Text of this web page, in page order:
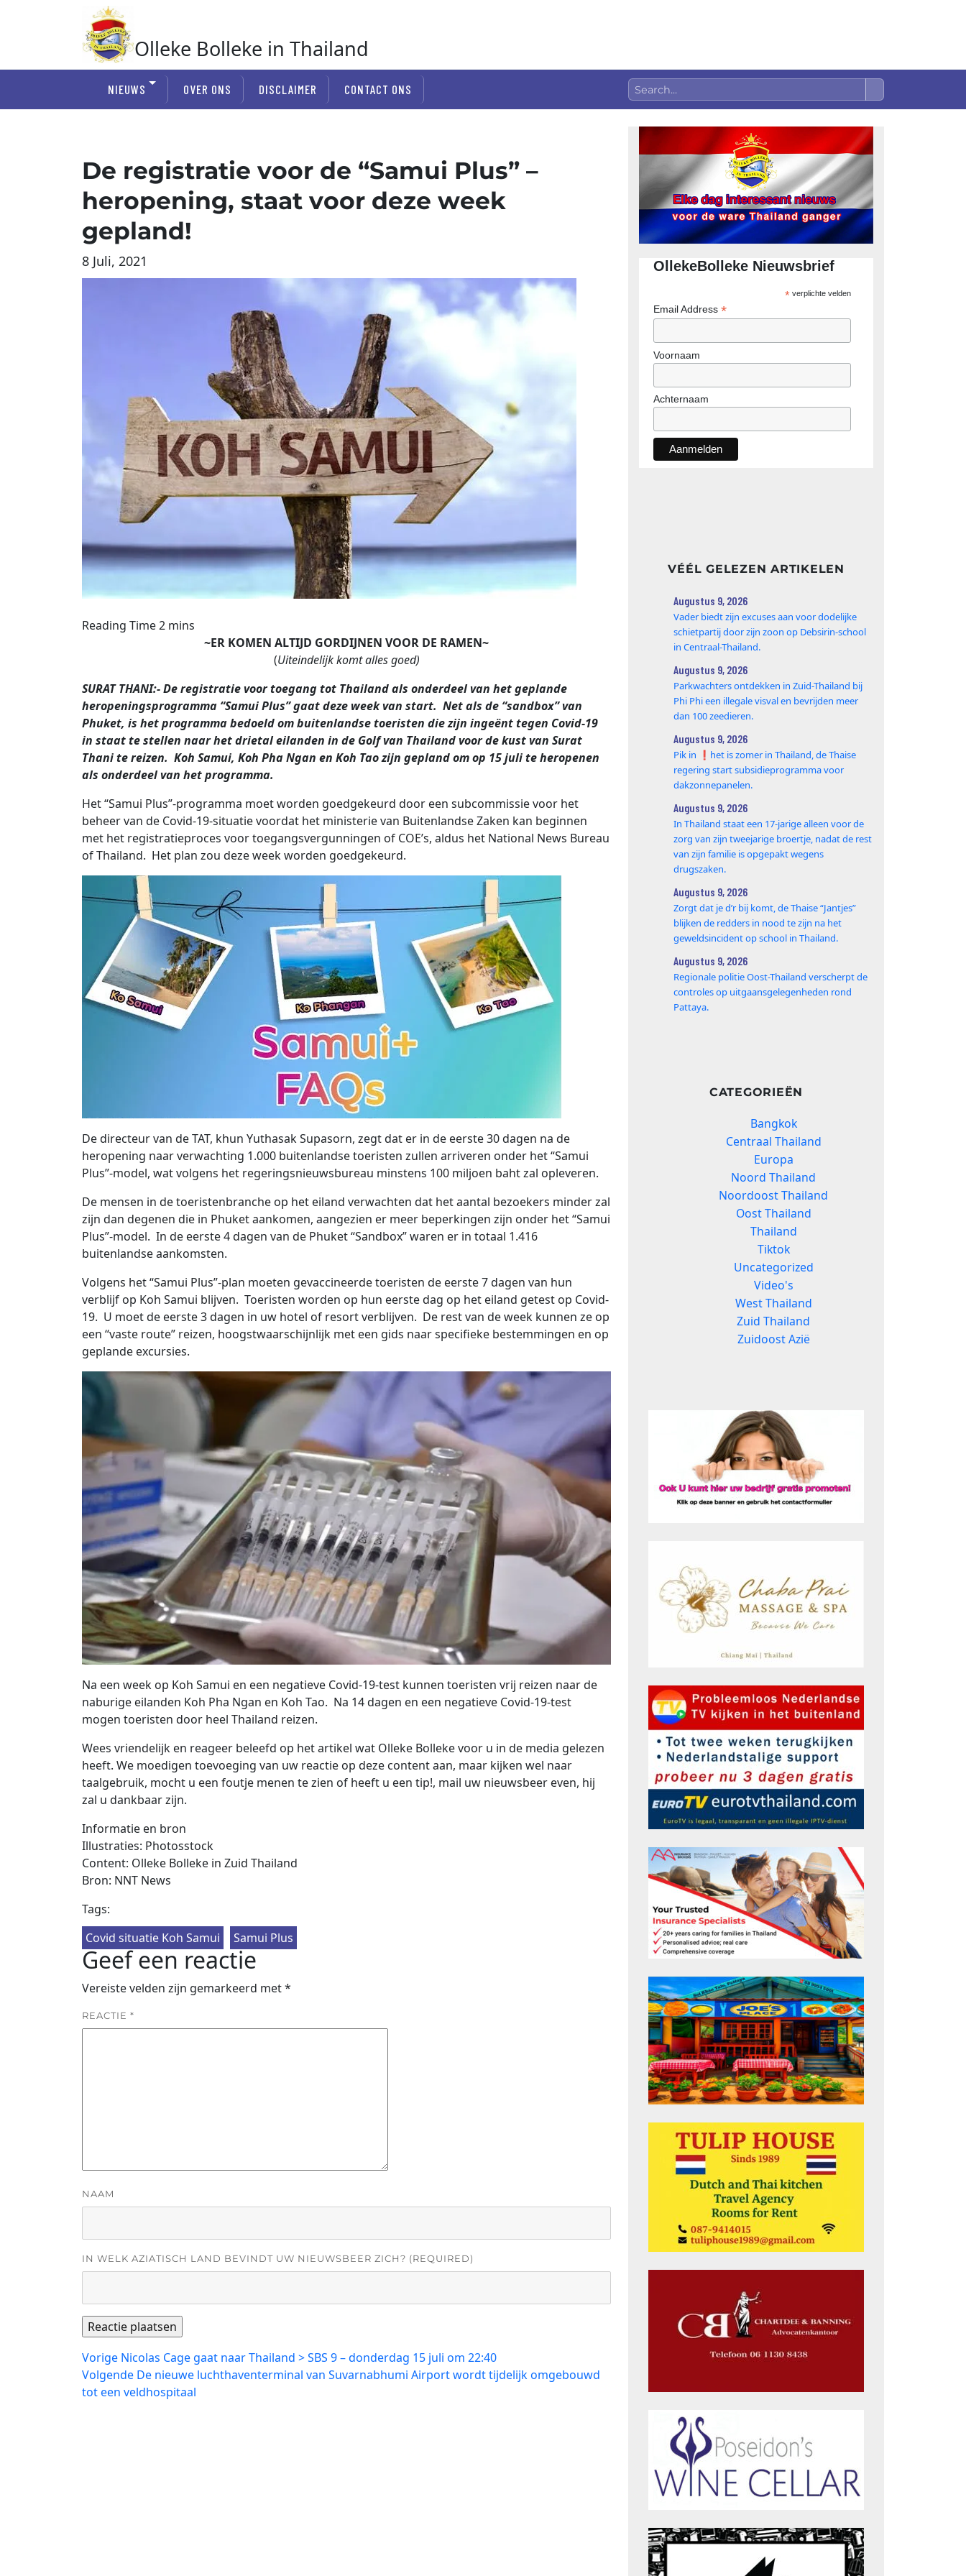
Olleke Bolleke in Thailand
NIEUWS OVER ONS DISCLAIMER CONTACT ONS
De registratie voor de “Samui Plus” –
heropening, staat voor deze week
gepland!
8 Juli, 2021
~ER KOMEN ALTIJD GORDIJNEN VOOR DE RAMEN~
(Uiteindelijk komt alles goed)
SURAT THANI:- De registratie voor toegang tot Thailand als onderdeel van het geplande
heropeningsprogramma “Samui Plus” gaat deze week van start. Net als de “sandbox” van
Phuket, is het programma bedoeld om buitenlandse toeristen die zijn ingeënt tegen Covid-19
in staat te stellen naar het drietal eilanden in de Golf van Thailand voor de kust van Surat
Thani te reizen. Koh Samui, Koh Pha Ngan en Koh Tao zijn gepland om op 15 juli te heropenen
als onderdeel van het programma.
Het “Samui Plus”-programma moet worden goedgekeurd door een subcommissie voor het
beheer van de Covid-19-situatie voordat het ministerie van Buitenlandse Zaken kan beginnen
met het registratieproces voor toegangsvergunningen of COE’s, aldus het National News Bureau
of Thailand. Het plan zou deze week worden goedgekeurd.
De directeur van de TAT, khun Yuthasak Supasorn, zegt dat er in de eerste 30 dagen na de
heropening naar verwachting 1.000 buitenlandse toeristen zullen arriveren onder het “Samui
Plus”-model, wat volgens het regeringsnieuwsbureau minstens 100 miljoen baht zal opleveren.
De mensen in de toeristenbranche op het eiland verwachten dat het aantal bezoekers minder zal
zijn dan degenen die in Phuket aankomen, aangezien er meer beperkingen zijn onder het “Samui
Plus”-model. In de eerste 4 dagen van de Phuket “Sandbox” waren er in totaal 1.416
buitenlandse aankomsten.
Volgens het “Samui Plus”-plan moeten gevaccineerde toeristen de eerste 7 dagen van hun
verblijf op Koh Samui blijven. Toeristen worden op hun eerste dag op het eiland getest op Covid-
19. U moet de eerste 3 dagen in uw hotel of resort verblijven. De rest van de week kunnen ze op
een “vaste route” reizen, hoogstwaarschijnlijk met een gids naar specifieke bestemmingen en op
geplande excursies.
Na een week op Koh Samui en een negatieve Covid-19-test kunnen toeristen vrij reizen naar de
naburige eilanden Koh Pha Ngan en Koh Tao. Na 14 dagen en een negatieve Covid-19-test
mogen toeristen door heel Thailand reizen.
Wees vriendelijk en reageer beleefd op het artikel wat Olleke Bolleke voor u in de media gelezen
heeft. We moedigen toevoeging van uw reactie op deze content aan, maar kijken wel naar
taalgebruik, mocht u een foutje menen te zien of heeft u een tip!, mail uw nieuwsbeer even, hij
zal u dankbaar zijn.
Informatie en bron
Illustraties: Photosstock
Content: Olleke Bolleke in Zuid Thailand
Bron: NNT News
Tags:
Covid situatie Koh Samui
Samui Plus
Geef een reactie
Vereiste velden zijn gemarkeerd met*
REACTIE *
NAAM
IN WELK AZIATISCH LAND BEVINDT UW NIEUWSBEER ZICH? (REQUIRED)
Bericht
navigatie
Vorige Vorig
bericht:
Nicolas Cage gaat naar Thailand > SBS 9 – donderdag 15 juli om 22:40
Volgende Volgend
bericht:
De nieuwe luchthaventerminal van Suvarnabhumi Airport wordt tijdelijk omgebouwd
tot een veldhospitaal
OllekeBolleke Nieuwsbrief
*verplichte velden
Email Address *
Voornaam
Achternaam
VÉÉL GELEZEN ARTIKELEN
Augustus 9, 2026
Vader biedt zijn excuses aan voor dodelijke
schietpartij door zijn zoon op Debsirin-school
in Centraal-Thailand.
Augustus 9, 2026
Parkwachters ontdekken in Zuid-Thailand bij
Phi Phi een illegale visval en bevrijden meer
dan 100 zeedieren.
Augustus 9, 2026
Pik in ❗️het is zomer in Thailand, de Thaise
regering start subsidieprogramma voor
dakzonnepanelen.
Augustus 9, 2026
In Thailand staat een 17‑jarige alleen voor de
zorg van zijn tweejarige broertje, nadat de rest
van zijn familie is opgepakt wegens
drugszaken.
Augustus 9, 2026
Zorgt dat je d’r bij komt, de Thaise “Jantjes”
blijken de redders in nood te zijn na het
geweldsincident op school in Thailand.
Augustus 9, 2026
Regionale politie Oost-Thailand verscherpt de
controles op uitgaansgelegenheden rond
Pattaya.
CATEGORIEËN
Bangkok
Centraal Thailand
Europa
Noord Thailand
Noordoost Thailand
Oost Thailand
Thailand
Tiktok
Uncategorized
Video's
West Thailand
Zuid Thailand
Zuidoost Azië